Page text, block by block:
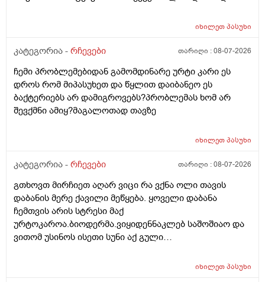
და ფულინრომ არჰვაქ ვერანაირად ექიმთან ვერ
შედეგს იბ ის ექიმთან მაომც ჩავიდეს თუ თავის
იბნის ექიმყან რომ დ ვიტამინი გაიკეთოს და უბნის
ექიმის დანიშნულებას ვენდო ის ხომ კარდიოლოგი
არაა თან დიდათ რომ ვაკვირდები არაა მცოდნე ამ
მხრივ და ვერ ვენდობი და ხომ არავნებს მამას დ
სარისკოა?მის კარდიოლოგა ვერ დავირეკავ ან
იხილეთპასუხი
კატეგორია - რჩევები თარიღი :08-07-2026
ჩემი პრობლემებიდან გამომდინარე ურტი კარი ეს
დროს რომ მიპასუხეთ და წყლით დაიბანეო ეს
ბაქტერიებს არ დამიგროვებს?პრობლემას ხომ არ
შევქმნი ამიყ?მაგალოთად თავზე
იხილეთპასუხი
კატეგორია - რჩევები თარიღი :08-07-2026
გთხოვთ მირჩიეთ აღარ ვიცი რა ვქნა ოლი თავის
დაბანის მერე ქავილი მეწყება. ყოველი დაბანა
ჩემთვის არის სტრესი მაქ
ურტოკაროა.ბიოდერმა.ვიყიდენნაკლებ საშოშიაო და
ვითომ უსინოს ისეთი სუნი აქ გული
დამატენიანებელი შამპუნიც მაგრამ ყველაფერზე
იხილეთპასუხი